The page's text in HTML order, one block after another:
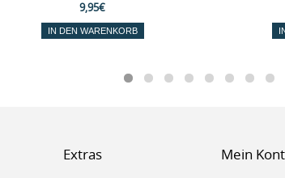
9,95€
IN DEN WARENKORB
Extras Mein